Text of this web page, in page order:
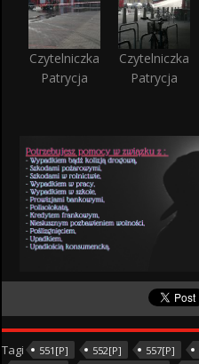
Czytelniczka
Patrycja
Czytelniczka
Patrycja
Tagi 551[P] 552[P] 557[P]